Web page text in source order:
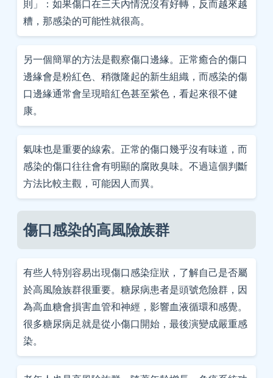
則」：如果傷口在三天內情況沒有好轉，反而越來越
糟，那感染的可能性就很高。
另一個簡單的方法是觀察傷口邊緣。正常癒合的傷口
邊緣會是粉紅色、稍微隆起的新生組織，而感染的傷
口邊緣通常會呈現暗紅色甚至紫色，看起來很不健
康。
氣味也是重要的線索。正常的傷口幾乎沒有味道，而
感染的傷口往往會有明顯的腐敗臭味。不過這個判斷
方法比較主觀，可能因人而異。
傷口感染的高風險族群
有些人特別容易出現傷口感染症狀，了解自己是否屬
於高風險族群很重要。糖尿病患者是頭號危險群，因
為高血糖會損害血管和神經，影響血液循環和感覺。
很多糖尿病足就是從小傷口開始，最後演變成嚴重感
染。